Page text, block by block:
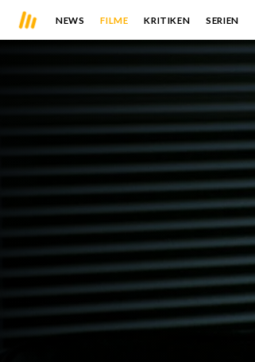
NEWS FILME KRITIKEN SERIEN